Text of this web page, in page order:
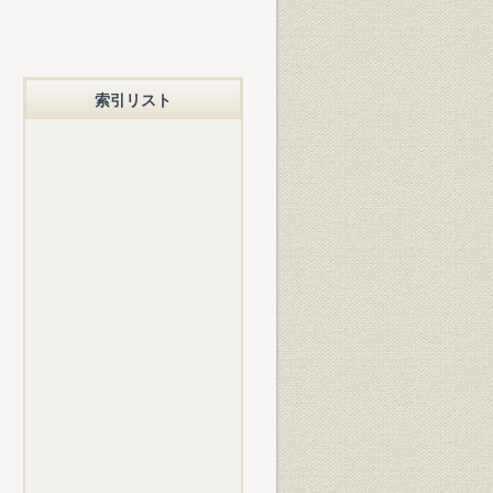
索引リスト